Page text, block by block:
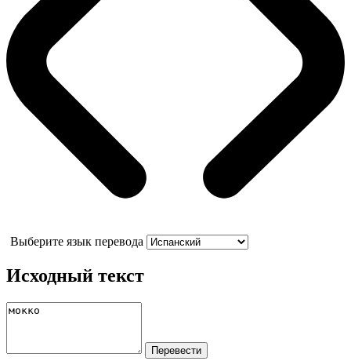
Выберите язык перевода
Исходный текст